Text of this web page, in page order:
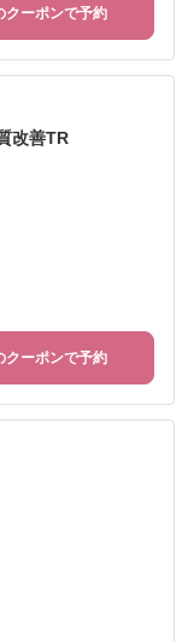
クーポンで予約
改善TR
クーポンで予約